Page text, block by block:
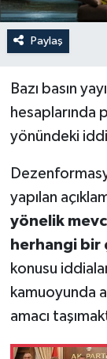
Paylaş
Bazı basın
hesaplarında
yönündeki
yapılan
yönelik
herhangi bir
konusu
kamuoyunda
amacı